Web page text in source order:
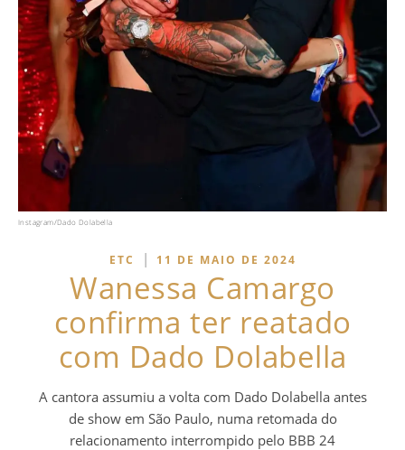
Instagram/Dado Dolabella
ETC | 11 DE MAIO DE 2024
Wanessa Camargo
confirma ter reatado
com Dado Dolabella
A cantora assumiu a volta com Dado Dolabella antes
de show em São Paulo, numa retomada do
relacionamento interrompido pelo BBB 24